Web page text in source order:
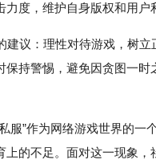
力度，维护自身版权和用户
建议：理性对待游戏，树
保持警惕，避免因贪图一时
”作为网络游戏世界的一
上的不足。面对这一现象